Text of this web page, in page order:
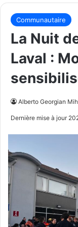
Communautaire
La Nuit
Laval :
Alberto Georgian
Dernière mise à jour